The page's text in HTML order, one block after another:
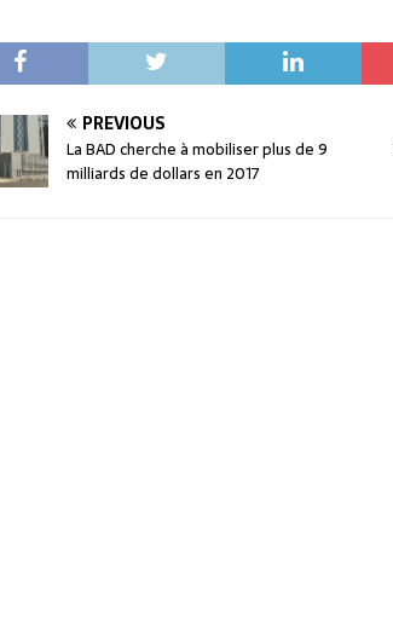
PREVIOUS
La BAD cherche à mobiliser plus de 9
milliards de dollars en 2017